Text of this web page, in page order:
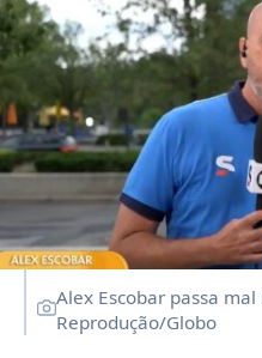
Alex Escobar passa
Reprodução/Globo